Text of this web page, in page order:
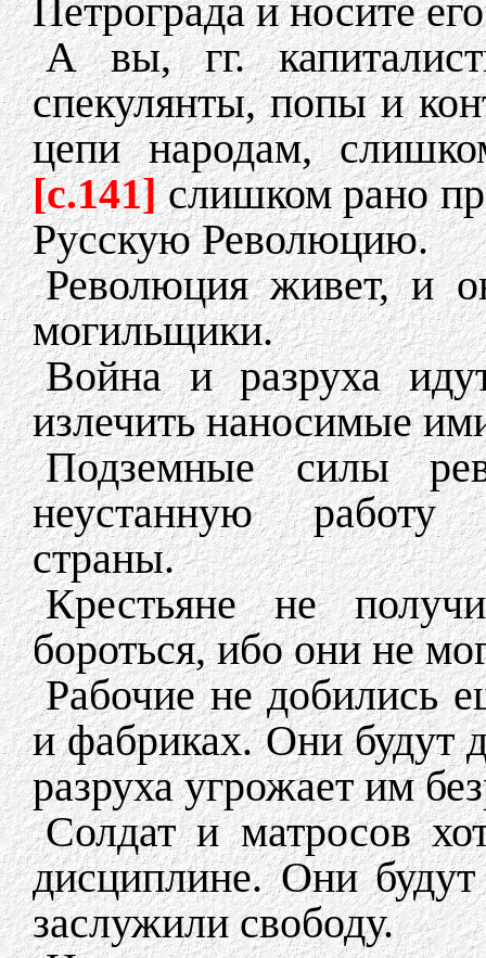
Петрограда и носите
А вы, гг.
спекулянты, попы и
цепи народам,
[c.141] слишком рано
Русскую Революцию.
Революция живет, и
могильщики.
Война и разруха
излечить наносимые
Подземные силы
неустанную работу
страны.
Крестьяне не
бороться, ибо они не
Рабочие не добились
и фабриках. Они будут
разруха угрожает им
Солдат и матросов
дисциплине. Они
заслужили свободу.